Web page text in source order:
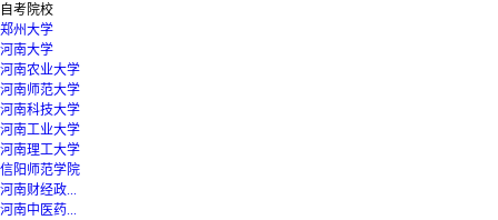
自考院校
郑州大学
河南大学
河南农业大学
河南师范大学
河南科技大学
河南工业大学
河南理工大学
信阳师范学院
河南财经政...
河南中医药...